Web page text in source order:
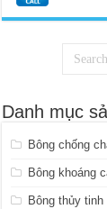
Danh mục
Bông chống
Bông khoáng
Bông thủy tinh